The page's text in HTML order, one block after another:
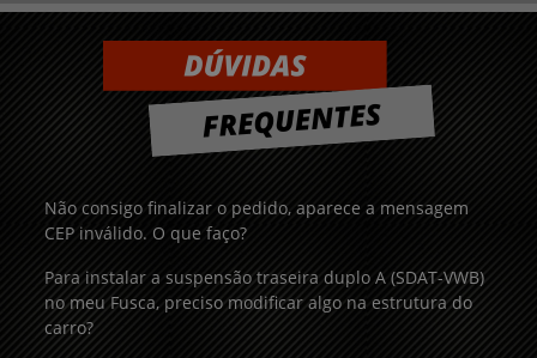
Não consigo finalizar o pedido, aparece a mensagem
CEP inválido. O que faço?
Para instalar a suspensão traseira duplo A (SDAT-VWB)
no meu Fusca, preciso modificar algo na estrutura do
carro?